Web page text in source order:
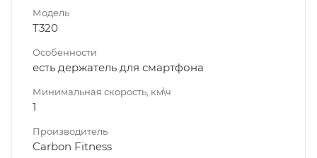
Модель
T320
Особенности
есть держатель для смартфона
Минимальная скорость, км\ч
1
Производитель
Carbon Fitness